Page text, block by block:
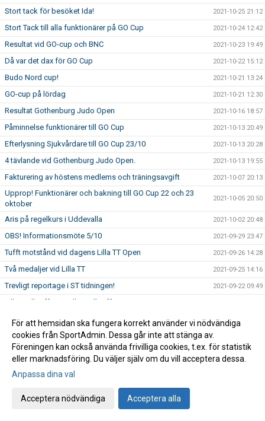
Stort tack för besöket Ida! 2021-10-25 21:12
Stort Tack till alla funktionärer på GO Cup 2021-10-24 12:42
Resultat vid GO-cup och BNC 2021-10-23 19:49
Då var det dax för GO Cup 2021-10-22 15:12
Budo Nord cup! 2021-10-21 13:24
GO-cup på lördag 2021-10-21 12:30
Resultat Gothenburg Judo Open 2021-10-16 18:57
Påminnelse funktionärer till GO Cup 2021-10-13 20:49
Efterlysning Sjukvårdare till GO Cup 23/10 2021-10-13 20:28
4 tävlande vid Gothenburg Judo Open. 2021-10-13 19:55
Fakturering av höstens medlems och träningsavgift 2021-10-07 20:13
Upprop! Funktionärer och bakning till GO Cup 22 och 23
oktober
2021-10-05 20:50
Aris på regelkurs i Uddevalla 2021-10-02 20:48
OBS! Informationsmöte 5/10 2021-09-29 23:47
Tufft motstånd vid dagens Lilla TT Open 2021-09-26 14:28
Två medaljer vid Lilla TT 2021-09-25 14:16
Trevligt reportage i ST tidningen! 2021-09-22 09:49
Lilla Trollträffen & Lilla Trollträffen Open!
OBS! Påminnelse - registrering i nytt tävlingssystem 2021-09-17 19:02
1:a plats för Josefine! 2021-09-11 22:13
Jossan åker till Lindesberg 2021-09-10 10:17
Nytt system för anmälan till tävlingar och läger
Alf uppvaktad på sin 80-årsdag
För att hemsidan ska fungera korrekt använder vi nödvändiga
cookies från SportAdmin. Dessa går inte att stänga av.
Föreningen kan också använda frivilliga cookies, t.ex. för statistik
eller marknadsföring. Du väljer själv om du vill acceptera dessa.
Anpassa dina val
Acceptera nödvändiga Acceptera alla